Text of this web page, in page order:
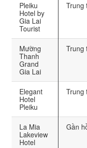
Pleiku
Hotel by
Gia Lai
Tourist
Trung
Mường
Thanh
Grand
Gia Lai
Trung
Elegant
Hotel
Pleiku
Trung
La Mia
Lakeview
Hotel
Gần